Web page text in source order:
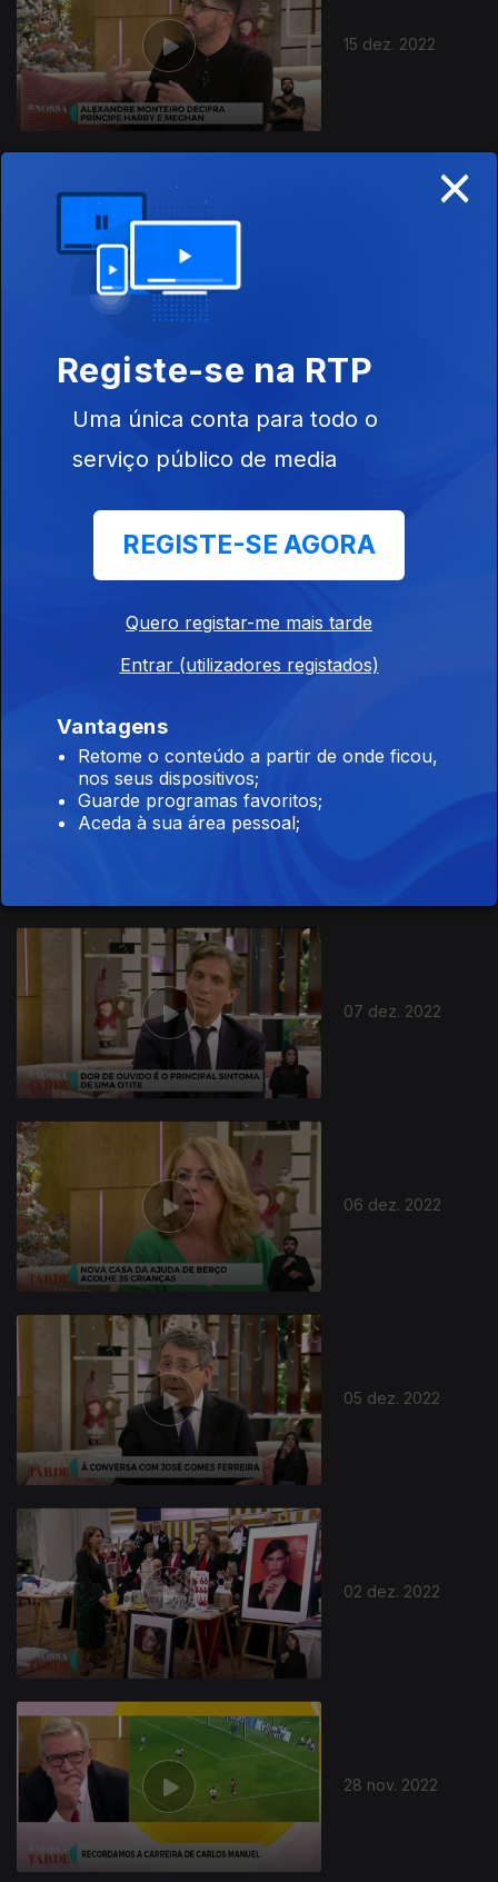
15 dez. 2022
13 dez. 2022
12 dez. 2022
07 dez. 2022
06 dez. 2022
05 dez. 2022
02 dez. 2022
28 nov. 2022
×
Registe-se na RTP
Uma única conta para todo o
serviço público de media
REGISTE-SE AGORA
Quero registar-me mais tarde
Entrar (utilizadores registados)
Vantagens
Retome o conteúdo a partir de onde ficou,
nos seus dispositivos;
Guarde programas favoritos;
Aceda à sua área pessoal;